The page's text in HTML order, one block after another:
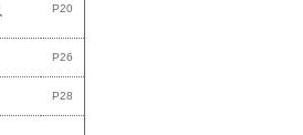
P20
P26
P28